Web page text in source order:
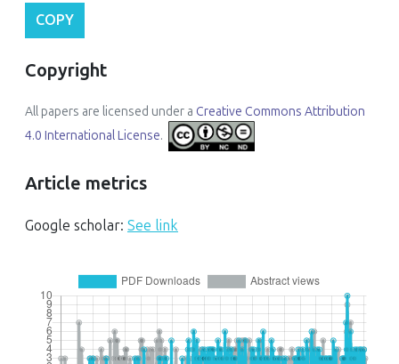
COPY
Copyright
All papers are licensed under a Creative Commons Attribution
4.0 International License.
Article metrics
Google scholar: See link